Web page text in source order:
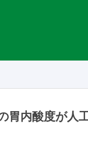
胃内酸度が人